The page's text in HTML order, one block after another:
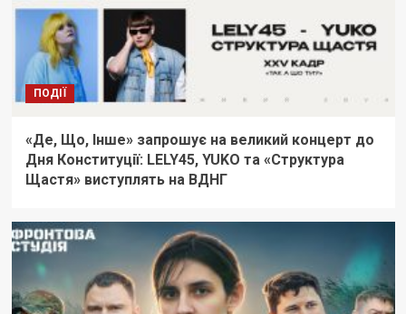
ПОДІЇ
«Де, Що, Інше» запрошує на великий концерт до
Дня Конституції: LELY45, YUKO та «Структура
Щастя» виступлять на ВДНГ